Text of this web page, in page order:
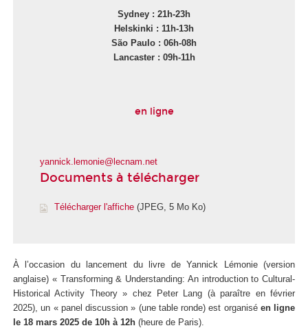
Sydney : 21h-23h
Helskinki : 11h-13h
São Paulo : 06h-08h
Lancaster : 09h-11h
en ligne
yannick.lemonie@lecnam.net
Documents à télécharger
Télécharger l'affiche (JPEG, 5 Mo Ko)
À l’occasion du lancement du livre de Yannick Lémonie (version
anglaise) « Transforming & Understanding: An introduction to Cultural-
Historical Activity Theory» chez Peter Lang (à paraître en février
2025), un « panel discussion » (une table ronde) est organisé en ligne
le 18 mars 2025 de 10h à 12h (heure de Paris).